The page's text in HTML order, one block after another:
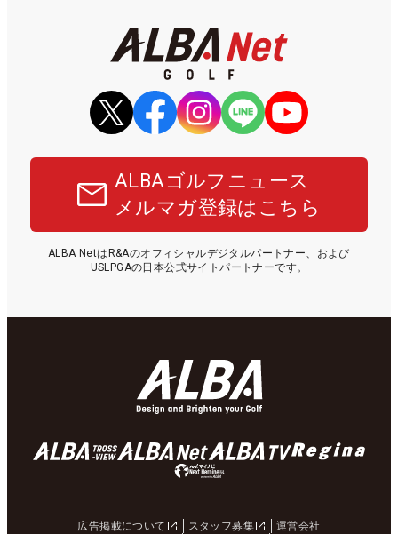
ALBAゴルフニュース
メルマガ登録はこちら
ALBA NetはR&Aのオフィシャルデジタルパートナー、および
USLPGAの日本公式サイトパートナーです。
広告掲載について スタッフ募集 運営会社